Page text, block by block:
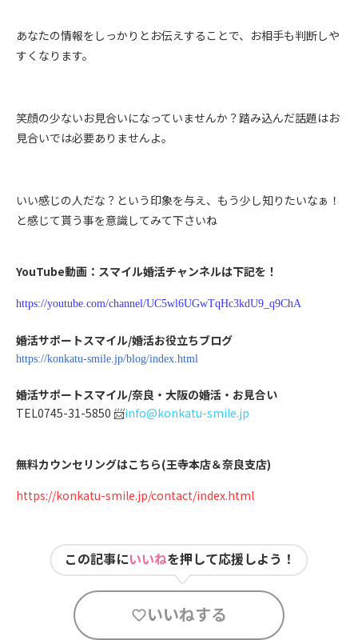
あなたの情報をしっかりとお伝えすることで、お相手も判断しや
すくなります。
笑顔の少ないお見合いになっていませんか？踏み込んだ話題はお
見合いでは必要ありませんよ。
いい感じの人だな？という印象を与え、もう少し知りたいなぁ！
と感じて貰う事を意識してみて下さいね
YouTube動画：スマイル婚活チャンネルは下記を！
https://youtube.com/channel/UC5wl6UGwTqHc3kdU9_q9ChA
婚活サポートスマイル/婚活お役立ちブログ
https://konkatu-smile.jp/blog/index.html
婚活サポートスマイル/奈良・大阪の婚活・お見合い
TEL0745-31-5850 📨info@konkatu-smile.jp
無料カウンセリングはこちら(王寺本店＆奈良支店)
https://konkatu-smile.jp/contact/index.html
この記事にいいねを押して応援しよう！
いいねする